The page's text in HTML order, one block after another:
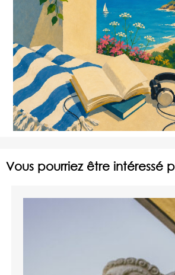
Vous pourriez être intéressé